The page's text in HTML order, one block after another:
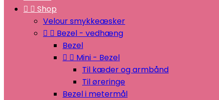
  Shop
Velour smykkeæsker
  Bezel - vedhæng
Bezel
  Mini - Bezel
Til kæder og armbånd
Til øreringe
Bezel i metermål